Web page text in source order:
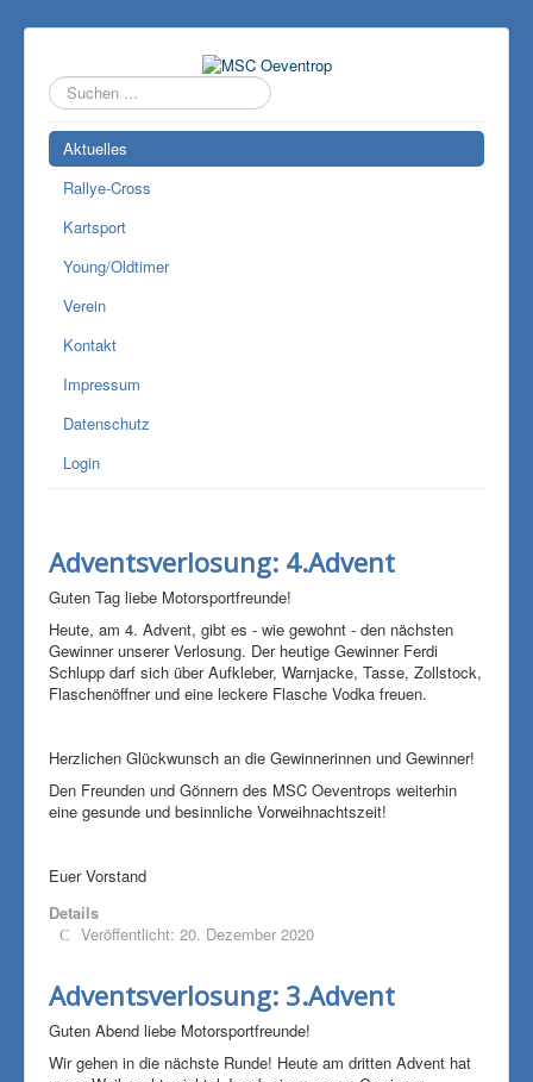
Suchen
...
Aktuelles
Rallye-Cross
Kartsport
Young/Oldtimer
Verein
Kontakt
Impressum
Datenschutz
Login
Adventsverlosung: 4.Advent
Guten Tag liebe Motorsportfreunde!
Heute, am 4. Advent, gibt es - wie gewohnt - den nächsten
Gewinner unserer Verlosung. Der heutige Gewinner Ferdi
Schlupp darf sich über Aufkleber, Warnjacke, Tasse, Zollstock,
Flaschenöffner und eine leckere Flasche Vodka freuen.
Herzlichen Glückwunsch an die Gewinnerinnen und Gewinner!
Den Freunden und Gönnern des MSC Oeventrops weiterhin
eine gesunde und besinnliche Vorweihnachtszeit!
Euer Vorstand
Details
Veröffentlicht: 20. Dezember 2020
Adventsverlosung: 3.Advent
Guten Abend liebe Motorsportfreunde!
Wir gehen in die nächste Runde! Heute am dritten Advent hat